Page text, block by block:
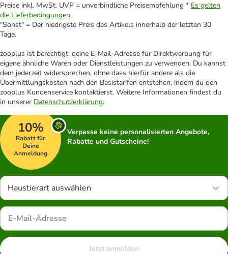
Preise inkl. MwSt. UVP = unverbindliche Preisempfehlung * Es gelten
die Lieferbedingungen
"Sonst" = Der niedrigste Preis des Artikels innerhalb der letzten 30
Tage.
zooplus ist berechtigt, deine E-Mail-Adresse für Direktwerbung für
eigene ähnliche Waren oder Dienstleistungen zu verwenden. Du kannst
dem jederzeit widersprechen, ohne dass hierfür andere als die
Übermittlungskosten nach den Basistarifen entstehen, indem du den
zooplus Kundenservice kontaktierst. Weitere Informationen findest du
in unserer Datenschutzerklärung.
10%
Rabatt für
Deine
Anmeldung
Verpasse keine personalisierten Angebote,
Rabatte und Gutscheine!
Haustierart auswählen
Jetzt anmelden